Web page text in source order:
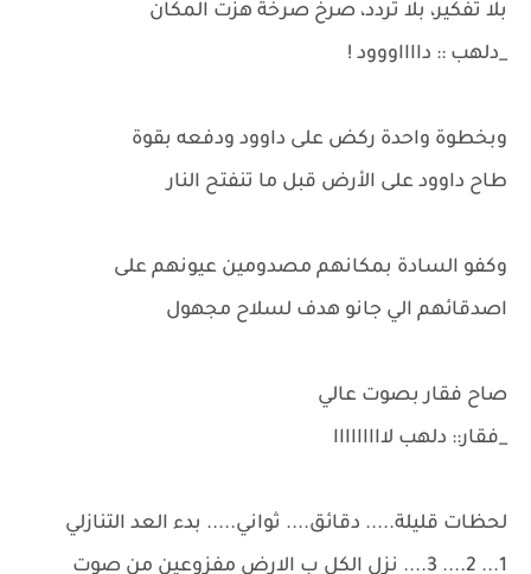
بلا تفكير، بلا تردد، صرخ صرخة هزت المكان
_دلهب :: دااااووود !
وبخطوة واحدة ركض على داوود ودفعه بقوة
طاح داوود على الأرض قبل ما تنفتح النار
وكفو السادة بمكانهم مصدومين عيونهم على
اصدقائهم الي جانو هدف لسلاح مجهول
صاح فقار بصوت عالي
_فقار:: دلهب لااااااااا
لحظات قليلة..... دقائق.... ثواني..... بدء العد التنازلي
1... 2.... 3.... نزل الكل ب الارض مفزوعين من صوت